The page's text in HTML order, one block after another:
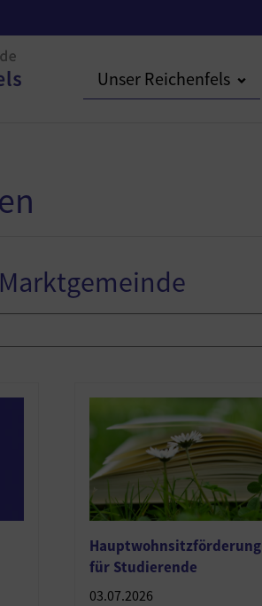
Unser Reichenfels
Hauptwohnsitzförderung
für Studierende
03.07.2026